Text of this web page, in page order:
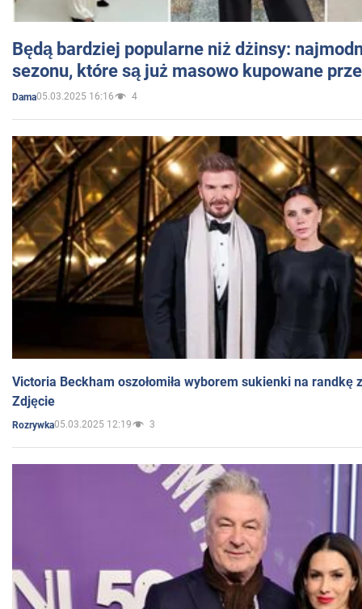
Będą bardziej popularne niż dżinsy:
sezonu, które są już masowo kupowane
Dama05.03.2025 16:16 4
Victoria Beckham oszołomiła wyborem sukienki na randkę
Zdjęcie
Rozrywka05.03.2025 12:19 3